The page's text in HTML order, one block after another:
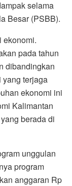
selama
Besar (PSBB).
ekonomi.
pada tahun
dibandingkan
terjaga
ekonomi ini
Kalimantan
berada di
unggulan
program
anggaran Rp